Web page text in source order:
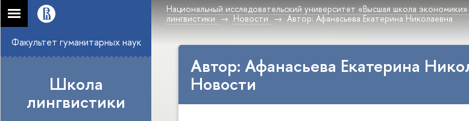
Национальный исследовательский университет «Высшая школа экономики»
лингвистики
Новости Автор: Афанасьева Екатерина Николаевна
Факультет гуманитарных наук
Школа
лингвистики
Автор: Афанасьева Екатерина
Новости